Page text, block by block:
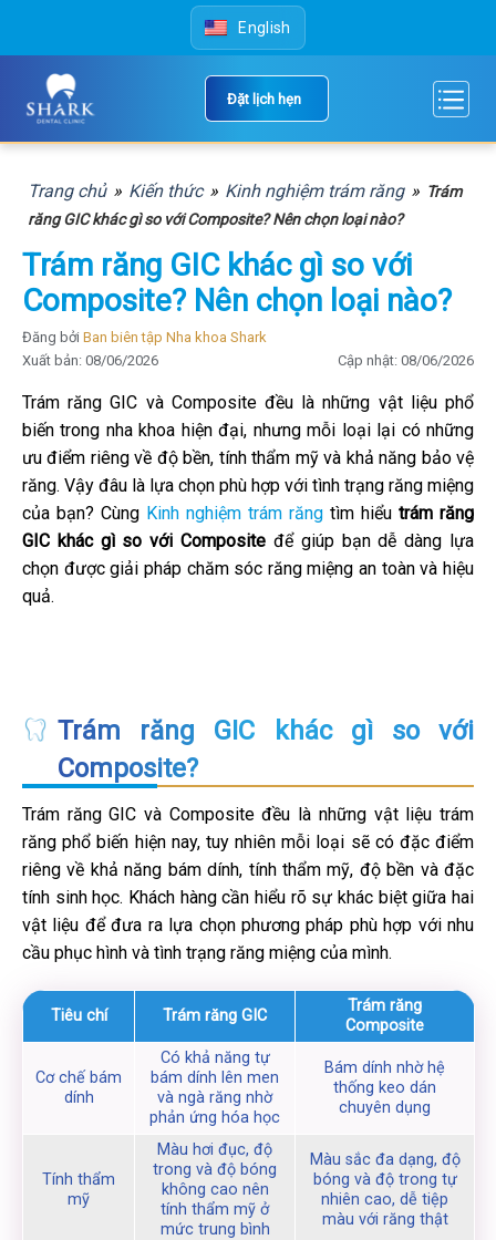
content
English
Đặt lịch hẹn
Trang chủ » Kiến thức » Kinh nghiệm trám răng » Trám
răng GIC khác gì so với Composite? Nên chọn loại nào?
Trám răng GIC khác gì so với
Composite? Nên chọn loại nào?
Đăng bởi Ban biên tập Nha khoa Shark
Xuất bản: 08/06/2026
Cập nhật: 08/06/2026
Trám răng GIC và Composite đều là những vật liệu phổ
biến trong nha khoa hiện đại, nhưng mỗi loại lại có những
ưu điểm riêng về độ bền, tính thẩm mỹ và khả năng bảo vệ
răng. Vậy đâu là lựa chọn phù hợp với tình trạng răng miệng
của bạn? Cùng Kinh nghiệm trám răng tìm hiểu trám răng
GIC khác gì so với Composite để giúp bạn dễ dàng lựa
chọn được giải pháp chăm sóc răng miệng an toàn và hiệu
quả.
Trám răng GIC khác gì so với
Composite?
Trám răng GIC và Composite đều là những vật liệu trám
răng phổ biến hiện nay, tuy nhiên mỗi loại sẽ có đặc điểm
riêng về khả năng bám dính, tính thẩm mỹ, độ bền và đặc
tính sinh học. Khách hàng cần hiểu rõ sự khác biệt giữa hai
vật liệu để đưa ra lựa chọn phương pháp phù hợp với nhu
cầu phục hình và tình trạng răng miệng của mình.
Tiêu chí Trám răng GIC
Trám răng
Composite
Cơ chế bám
dính
Có khả năng tự
bám dính lên men
và ngà răng nhờ
phản ứng hóa học
Bám dính nhờ hệ
thống keo dán
chuyên dụng
Tính thẩm
mỹ
Màu hơi đục, độ
trong và độ bóng
không cao nên
tính thẩm mỹ ở
mức trung bình
Màu sắc đa dạng, độ
bóng và độ trong tự
nhiên cao, dễ tiệp
màu với răng thật